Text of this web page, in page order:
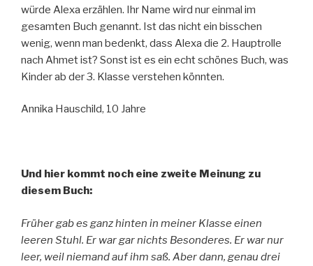
würde Alexa erzählen. Ihr Name wird nur einmal im
gesamten Buch genannt. Ist das nicht ein bisschen
wenig, wenn man bedenkt, dass Alexa die 2. Hauptrolle
nach Ahmet ist? Sonst ist es ein echt schönes Buch, was
Kinder ab der 3. Klasse verstehen könnten.
Annika Hauschild, 10 Jahre
Und hier kommt noch eine zweite Meinung zu
diesem Buch:
Früher gab es ganz hinten in meiner Klasse einen
leeren Stuhl. Er war gar nichts Besonderes. Er war nur
leer, weil niemand auf ihm saß. Aber dann, genau drei